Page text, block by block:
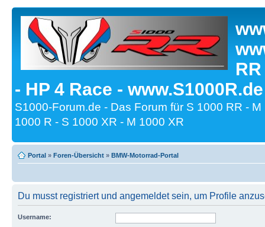
- HP 4 Race -
S1000-Forum.de - Das Forum für S 1000 RR -
1000 R - S 1000 XR - M 1000 XR
Portal » Foren-Übersicht » BMW-Motorrad-Portal
Du musst registriert und angemeldet sein, um Profile
Username: